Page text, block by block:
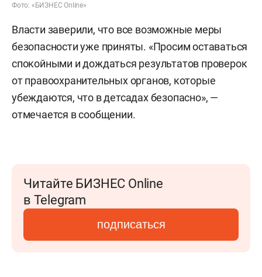
Фото: «БИЗНЕС Online»
Власти заверили, что все возможные меры
безопасности уже приняты. «Просим оставаться
спокойными и дождаться результатов проверок
от правоохранительных органов, которые
убеждаются, что в детсадах безопасно», —
отмечается в сообщении.
Читайте БИЗНЕС Online
в Telegram
подписаться